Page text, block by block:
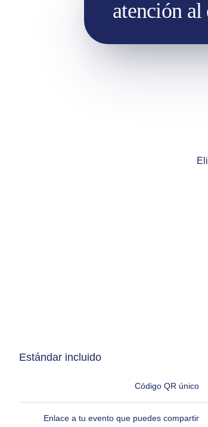
atención al
Estándar incluido
Código QR único
Enlace a tu evento que puedes compartir